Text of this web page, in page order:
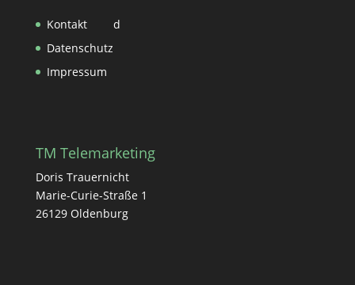
Kontakt
Datenschutz
Impressum
d
TM Telemarketing
Doris Trauernicht
Marie-Curie-Straße 1
26129 Oldenburg